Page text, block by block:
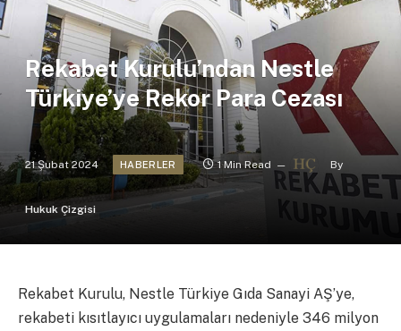
Rekabet Kurulu’ndan Nestle
Türkiye’ye Rekor Para Cezası
21 Şubat 2024 HABERLER 1 Min Read By
Hukuk Çizgisi
Rekabet Kurulu, Nestle Türkiye Gıda Sanayi AŞ’ye,
rekabeti kısıtlayıcı uygulamaları nedeniyle 346 milyon